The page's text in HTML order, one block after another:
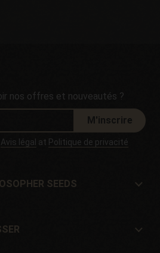
nos offres et nouveautés ?
M'inscrire
Avis légal at Politique de privacité
SEEDS